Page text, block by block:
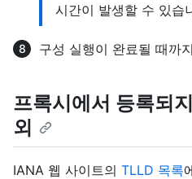
시간이 발생할 수 있습
구성 실행이 완료될 때까
프록시에서 등록되
외
IANA 웹 사이트의 TLLD 목록